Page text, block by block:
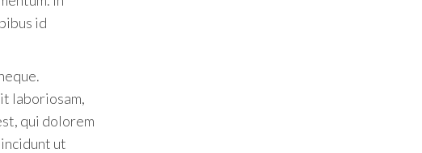
id
laboriosam,
qui dolorem
ut